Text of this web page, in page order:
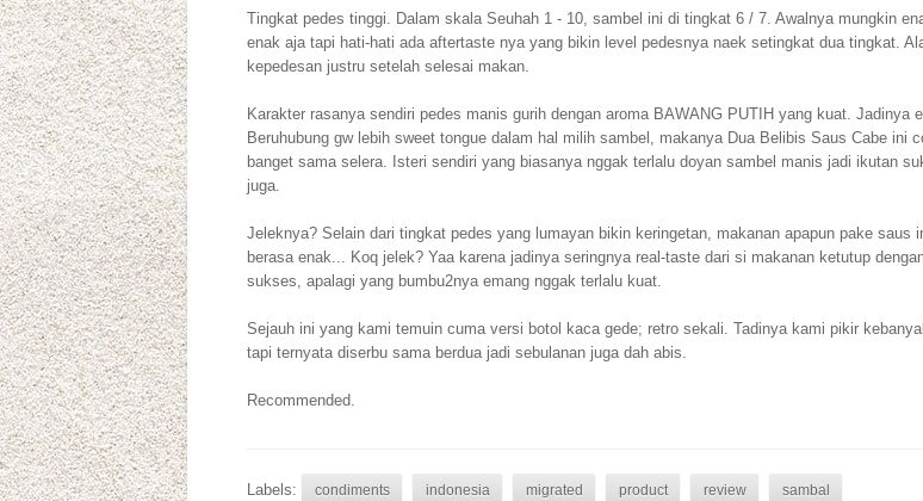
Tingkat pedes tinggi. Dalam skala Seuhah 1 - 10, sambel ini di tingkat 6 / 7. Awalnya mungkin
enak aja tapi hati-hati ada aftertaste nya yang bikin level pedesnya naek setingkat dua tingkat.
kepedesan justru setelah selesai makan.
Karakter rasanya sendiri pedes manis gurih dengan aroma BAWANG PUTIH yang kuat. Jadinya
Beruhubung gw lebih sweet tongue dalam hal milih sambel, makanya Dua Belibis Saus Cabe ini
banget sama selera. Isteri sendiri yang biasanya nggak terlalu doyan sambel manis jadi ikutan
juga.
Jeleknya? Selain dari tingkat pedes yang lumayan bikin keringetan, makanan apapun pake saus
berasa enak... Koq jelek? Yaa karena jadinya seringnya real-taste dari si makanan ketutup
sukses, apalagi yang bumbu2nya emang nggak terlalu kuat.
Sejauh ini yang kami temuin cuma versi botol kaca gede; retro sekali. Tadinya kami pikir
tapi ternyata diserbu sama berdua jadi sebulanan juga dah abis.
Recommended.
Labels: condiments indonesia migrated product review sambal